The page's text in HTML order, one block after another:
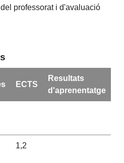
professorat i d'avaluació
ECTS
Resultats
d'aprenentatge
1,2